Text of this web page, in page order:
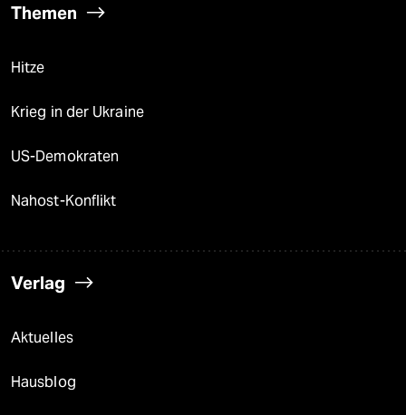
Themen
Hitze
Krieg in der Ukraine
US-Demokraten
Nahost-Konflikt
Verlag
Aktuelles
Hausblog